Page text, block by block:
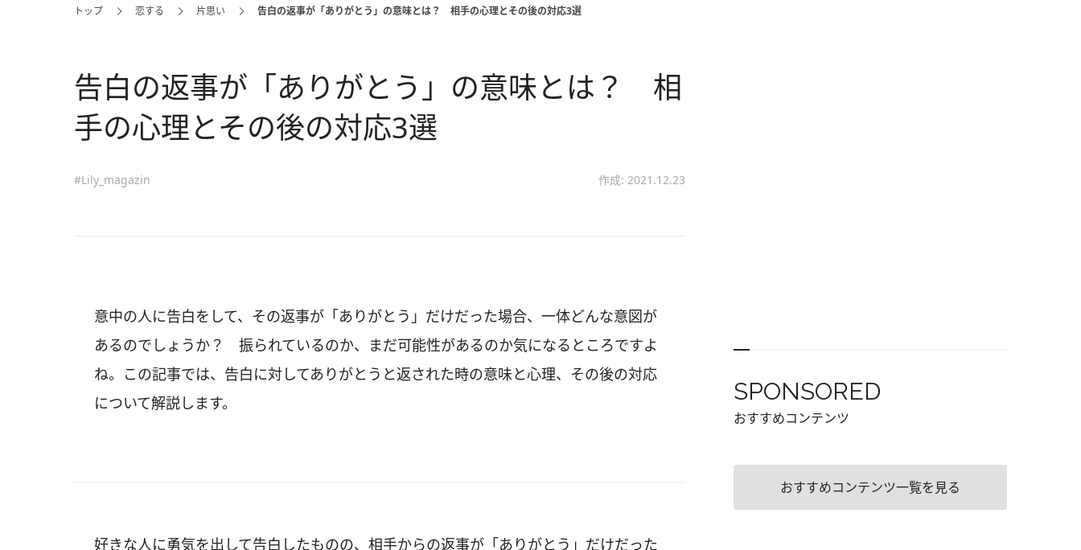
トップ 恋する 片思い 告白の返事が「ありがとう」の意味とは？ 相手の心理とその後の対応3選
告白の返事が「ありがとう」の意味とは？ 相
手の心理とその後の対応3選
#Lily_magazin 作成: 2021.12.23
意中の人に告白をして、その返事が「ありがとう」だけだった場合、一体どんな意図が
あるのでしょうか？ 振られているのか、まだ可能性があるのか気になるところですよ
ね。この記事では、告白に対してありがとうと返された時の意味と心理、その後の対応
について解説します。
好きな人に勇気を出して告白したものの、相手からの返事が「ありがとう」だけだった
SPONSORED
おすすめコンテンツ
おすすめコンテンツ一覧を見る